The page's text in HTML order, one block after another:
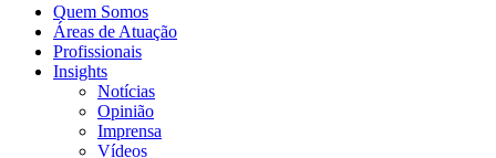
Quem Somos
Áreas de Atuação
Profissionais
Insights
Notícias
Opinião
Imprensa
Vídeos